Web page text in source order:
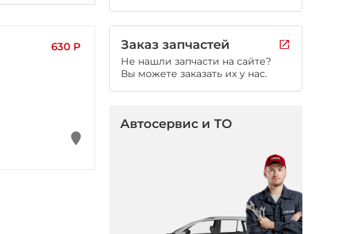
630 Р Заказ запчастей
Не нашли запчасти на сайте?
Вы можете заказать их у нас.
Автосервис и ТО